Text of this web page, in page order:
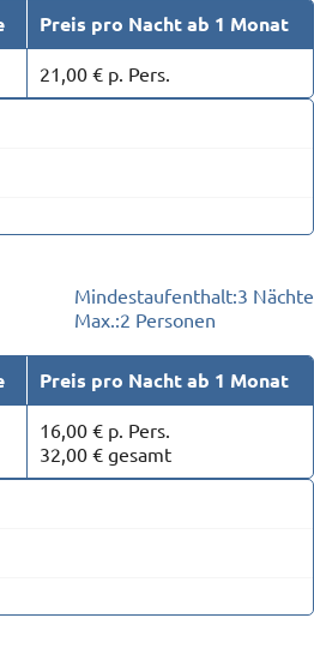
Preis pro Nacht ab 1 Monat
21,00 € p. Pers.
Mindestaufenthalt:3 Nächte
Max.:2 Personen
Preis pro Nacht ab 1 Monat
16,00 € p. Pers.
32,00 € gesamt